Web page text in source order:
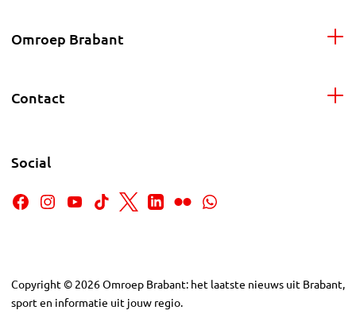
Omroep Brabant
Contact
Social
Copyright © 2026Omroep Brabant: het laatste nieuws uit Brabant,
sport en informatie uit jouw regio.